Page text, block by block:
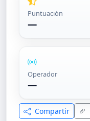
Puntuación
—
Operador
—
Compartir